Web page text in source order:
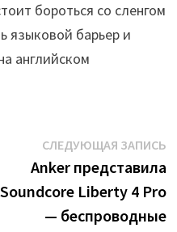
бороться со сленгом
языковой барьер и
английском
СЛЕДУЮЩАЯ ЗАПИСЬ
Anker представила
Soundcore Liberty 4 Pro
— беспроводные